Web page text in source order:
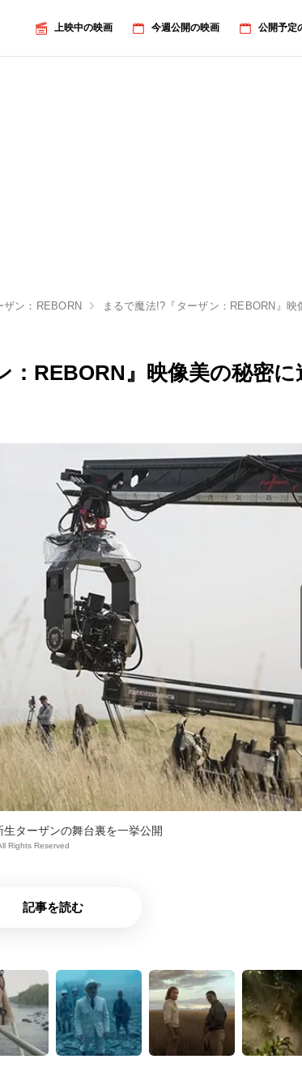
上映中の映画 今週公開の映画 公開予定
ザン：REBORN まるで魔法!?『ターザン：REBORN』映
：REBORN』映像美の秘密に
生ターザンの舞台裏を一挙公開
Rights Reserved
記事を読む